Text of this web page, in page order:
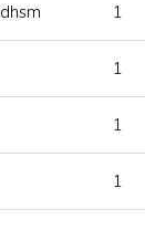
1
1
1
1